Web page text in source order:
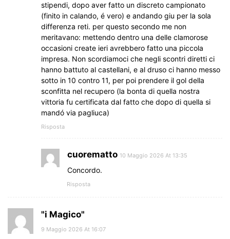
stipendi, dopo aver fatto un discreto campionato
(finito in calando, é vero) e andando giu per la sola
differenza reti. per questo secondo me non
meritavano: mettendo dentro una delle clamorose
occasioni create ieri avrebbero fatto una piccola
impresa. Non scordiamoci che negli scontri diretti ci
hanno battuto al castellani, e al druso ci hanno messo
sotto in 10 contro 11, per poi prendere il gol della
sconfitta nel recupero (la bonta di quella nostra
vittoria fu certificata dal fatto che dopo di quella si
mandó via pagliuca)
Risposta
cuorematto 10 Maggio 2026 At 13:35
Concordo.
Risposta
"i Magico"
9 Maggio 2026 At 16:07